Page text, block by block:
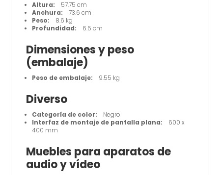
Altura: 57.75 cm
Anchura: 73.6 cm
Peso: 8.6 kg
Profundidad: 6.5 cm
Dimensiones y peso
(embalaje)
Peso de embalaje: 9.55 kg
Diverso
Categoría de color: Negro
Interfaz de montaje de pantalla plana: 600 x
400 mm
Muebles para aparatos de
audio y vídeo